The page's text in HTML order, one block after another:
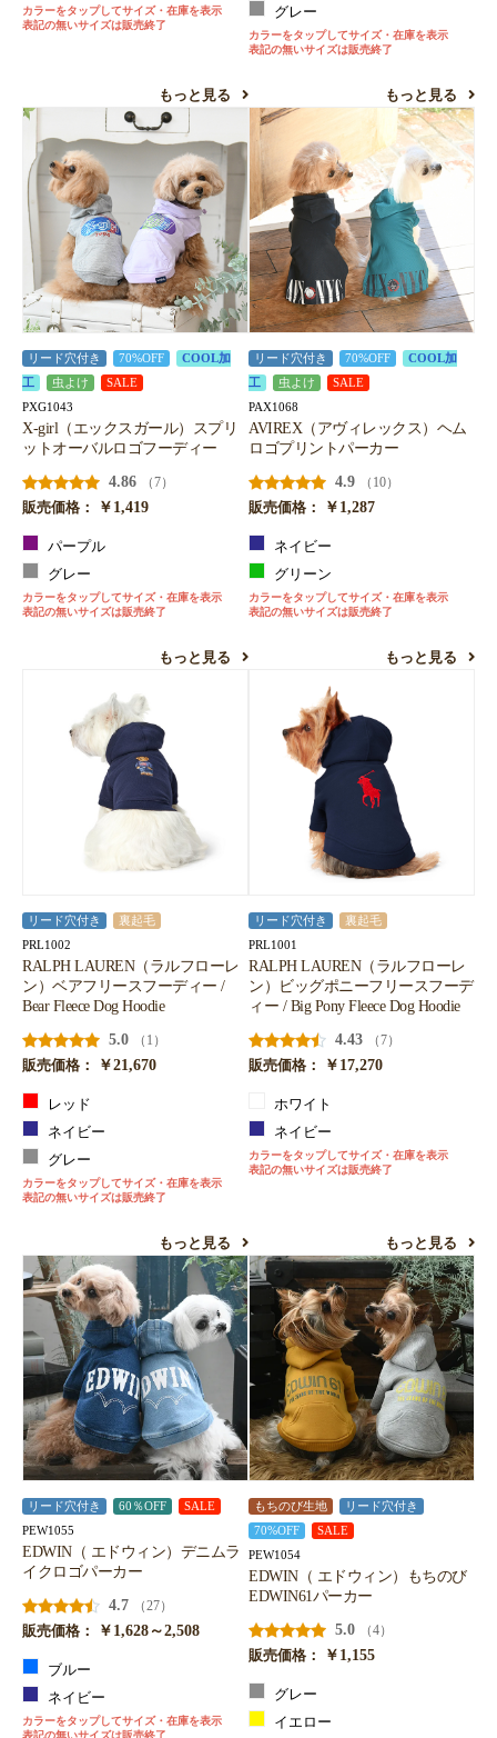
カラーをタップしてサイズ・在庫を表示
表記の無いサイズは販売終了
もっと見る
グレー
カラーをタップしてサイズ・在庫を表示
表記の無いサイズは販売終了
もっと見る
リード穴付き 70%OFF
COOL加
工
虫よけ SALE
PXG1043
X-girl（エックスガール）スプリ
ットオーバルロゴフーディー
4.86
（7）
販売価格：
￥1,419
パープル
グレー
カラーをタップしてサイズ・在庫を表示
表記の無いサイズは販売終了
もっと見る
リード穴付き 70%OFF
COOL加
工
虫よけ SALE
PAX1068
AVIREX（アヴィレックス）ヘム
ロゴプリントパーカー
4.9
（10）
販売価格：
￥1,287
ネイビー
グリーン
カラーをタップしてサイズ・在庫を表示
表記の無いサイズは販売終了
もっと見る
リード穴付き 裏起毛
PRL1002
RALPH LAUREN（ラルフローレ
ン）ベアフリースフーディー /
Bear Fleece Dog Hoodie
5.0
（1）
販売価格：
￥21,670
レッド
ネイビー
グレー
カラーをタップしてサイズ・在庫を表示
表記の無いサイズは販売終了
もっと見る
リード穴付き 裏起毛
PRL1001
RALPH LAUREN（ラルフローレ
ン）ビッグポニーフリースフーデ
ィー / Big Pony Fleece Dog Hoodie
4.43
（7）
販売価格：
￥17,270
ホワイト
ネイビー
カラーをタップしてサイズ・在庫を表示
表記の無いサイズは販売終了
もっと見る
リード穴付き 60％OFF SALE
PEW1055
EDWIN（ エドウィン）デニムラ
イクロゴパーカー
4.7
（27）
販売価格：
￥1,628～2,508
ブルー
ネイビー
カラーをタップしてサイズ・在庫を表示
表記の無いサイズは販売終了
もちのび生地
リード穴付き
70%OFF
SALE
PEW1054
EDWIN（ エドウィン）もちのび
EDWIN61パーカー
5.0
（4）
販売価格：
￥1,155
グレー
イエロー